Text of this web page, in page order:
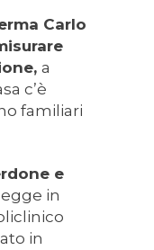
Carlo
a
c’è
familiari
e
in
in